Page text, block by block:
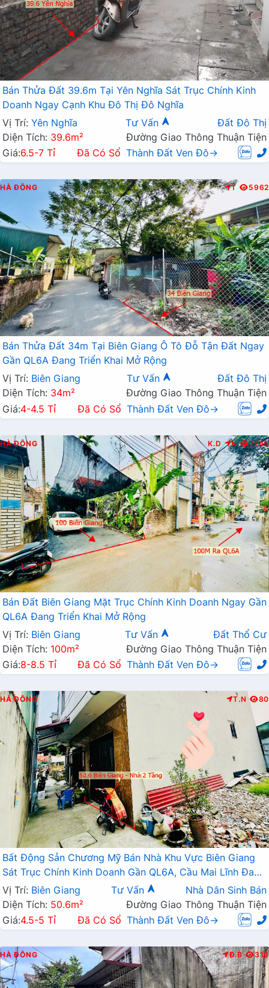
Bán Thửa Đất 39.6m Tại Yên Nghĩa Sát Trục Chính Kinh
Doanh Ngay Cạnh Khu Đô Thị Đô Nghĩa
Vị Trí: Yên Nghĩa Tư Vấn
Đất Đô Thị
Diện Tích: 39.6m²
Đường Giao Thông Thuận Tiện
Giá:6.5-7 Tỉ Đã Có Sổ Thành Đất Ven Đô→
HÀ ĐÔNG T 5962
Bán Thửa Đất 34m Tại Biên Giang Ô Tô Đỗ Tận Đất Ngay
Gần QL6A Đang Triển Khai Mở Rộng
Vị Trí: Biên Giang Tư Vấn
Đất Đô Thị
Diện Tích: 34m²
Đường Giao Thông Thuận Tiện
Giá:4-4.5 Tỉ Đã Có Sổ Thành Đất Ven Đô→
HÀ ĐÔNG K.D N 7245
Bán Đất Biên Giang Mặt Trục Chính Kinh Doanh Ngay Gần
QL6A Đang Triển Khai Mở Rộng
Vị Trí: Biên Giang Tư Vấn
Đất Thổ Cư
Diện Tích: 100m²
Đường Giao Thông Thuận Tiện
Giá:8-8.5 Tỉ Đã Có Sổ Thành Đất Ven Đô→
HÀ ĐÔNG T.N 80
Bất Động Sản Chương Mỹ Bán Nhà Khu Vực Biên Giang
Sát Trục Chính Kinh Doanh Gần QL6A, Cầu Mai Lĩnh Đang
Mở Rộng
Vị Trí: Biên Giang Tư Vấn
Nhà Dân Sinh Bán
Diện Tích: 50.6m²
Đường Giao Thông Thuận Tiện
Giá:4.5-5 Tỉ Đã Có Sổ Thành Đất Ven Đô→
HÀ ĐÔNG Đ.B 316